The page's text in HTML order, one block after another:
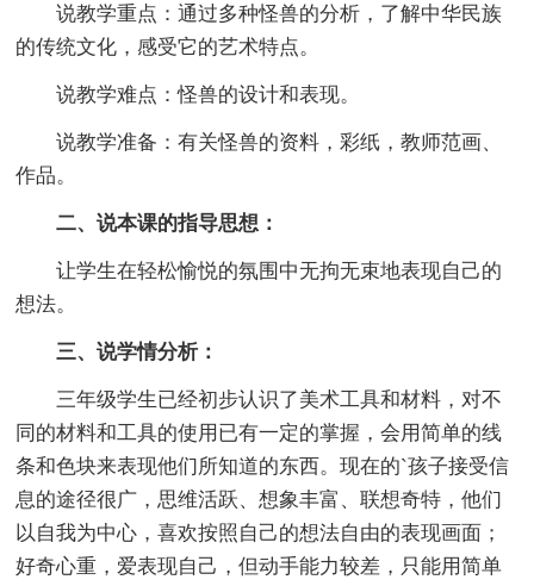
说教学重点：通过多种怪兽的分析，了解中华民族
的传统文化，感受它的艺术特点。
说教学难点：怪兽的设计和表现。
说教学准备：有关怪兽的资料，彩纸，教师范画、
作品。
二、说本课的指导思想：
让学生在轻松愉悦的氛围中无拘无束地表现自己的
想法。
三、说学情分析：
三年级学生已经初步认识了美术工具和材料，对不
同的材料和工具的使用已有一定的掌握，会用简单的线
条和色块来表现他们所知道的东西。现在的`孩子接受信
息的途径很广，思维活跃、想象丰富、联想奇特，他们
以自我为中心，喜欢按照自己的想法自由的表现画面；
好奇心重，爱表现自己，但动手能力较差，只能用简单